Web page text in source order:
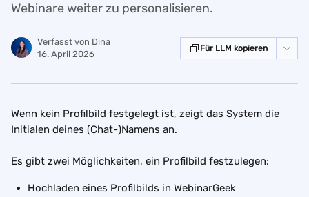
Webinare weiter zu personalisieren.
Verfasst von Dina
16. April 2026
Für LLM kopieren
Wenn kein Profilbild festgelegt ist, zeigt das System die
Initialen deines (Chat-)Namens an.
Es gibt zwei Möglichkeiten, ein Profilbild festzulegen:
Hochladen eines Profilbilds in WebinarGeek